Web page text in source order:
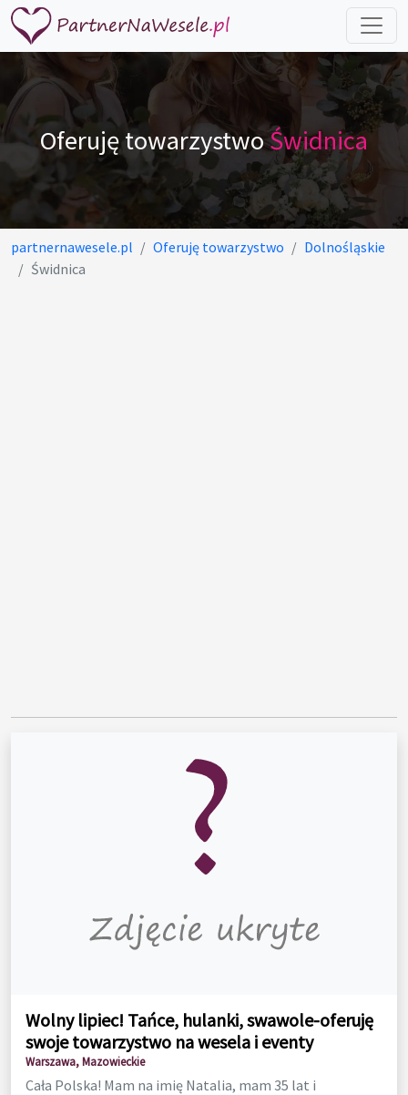
Oferuję towarzystwoŚwidnica
partnernawesele.pl Oferuję towarzystwo
Dolnośląskie
Świdnica
Wolny lipiec! Tańce, hulanki, swawole-oferuję
swoje towarzystwo na wesela i eventy
Warszawa, Mazowieckie
Cała Polska! Mam na imię Natalia, mam 35 lat i